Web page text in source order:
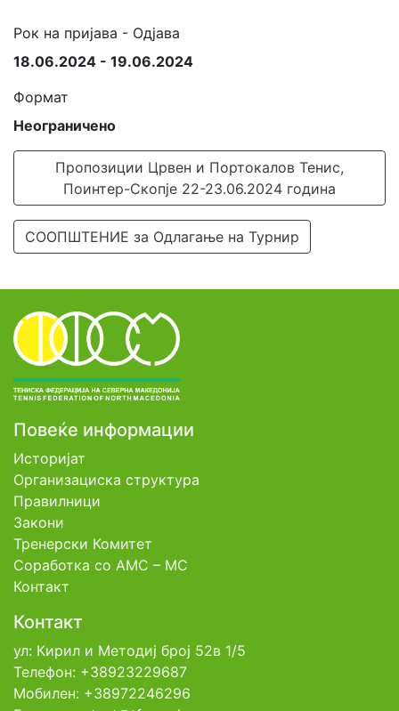
Рок на пријава - Одјава
18.06.2024 - 19.06.2024
Формат
Неограничено
Пропозиции Црвен и Портокалов Тенис,
Поинтер-Скопје 22-23.06.2024 година
СООПШТЕНИЕ за Одлагање на Турнир
Повеќе информации
Историјат
Организациска структура
Правилници
Закони
Тренерски Комитет
Соработка со АМС – МС
Контакт
Контакт
ул: Кирил и Методиј број 52в 1/5
Телефон: +38923229687
Мобилен: +38972246296